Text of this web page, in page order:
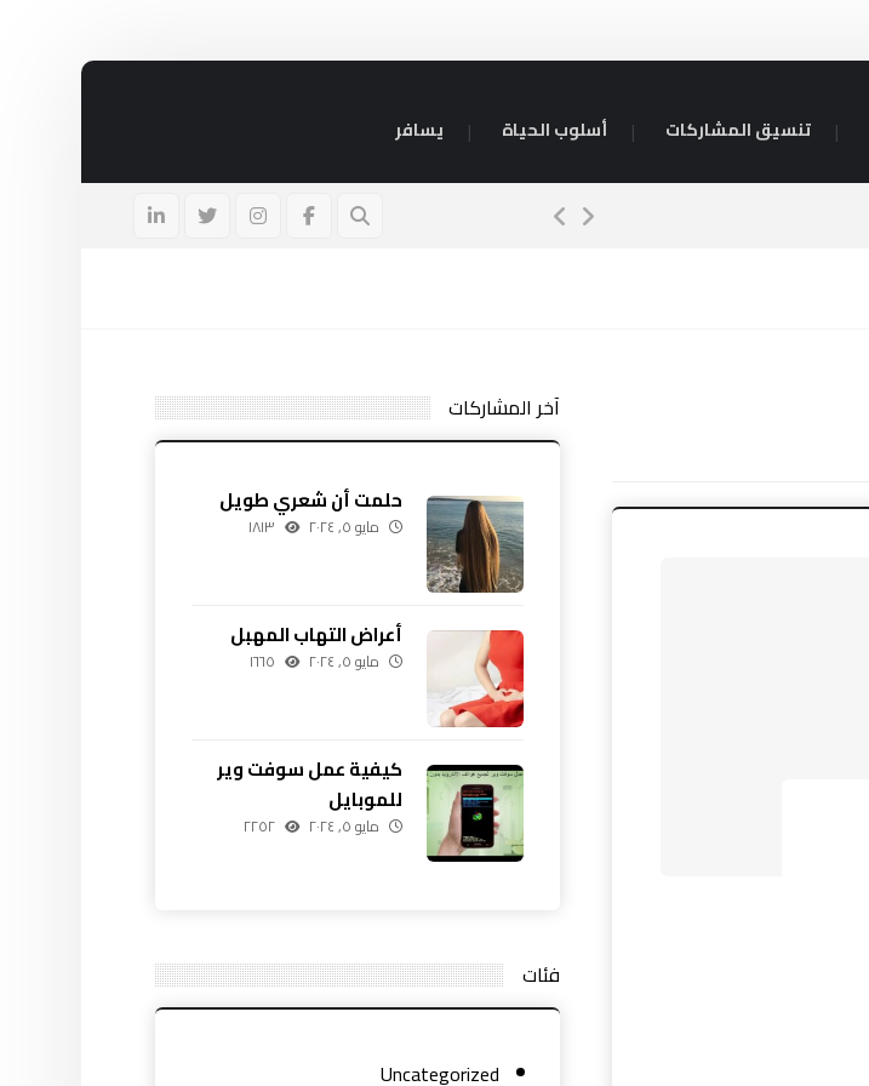
تنسيق المشاركات أسلوب الحياة يسافر
كيفية عمل سوفت وير للموبايل مايو ٥, ٢٠٢٤
آخر المشاركات
حلمت أن شعري طويل
مايو ٥, ٢٠٢٤ ١٨١٣
أعراض التهاب المهبل
مايو ٥, ٢٠٢٤ ١٦٦٥
كيفية عمل سوفت وير
للموبايل
مايو ٥, ٢٠٢٤ ٢٢٥٢
فئات
Uncategorized